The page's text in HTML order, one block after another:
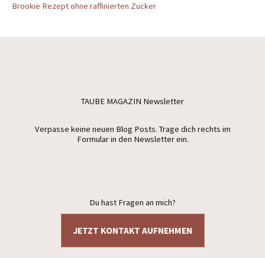
Brookie Rezept ohne raffinierten Zucker
TAUBE MAGAZIN Newsletter
Verpasse keine neuen Blog Posts. Trage dich rechts im
Formular in den Newsletter ein.
Du hast Fragen an mich?
JETZT KONTAKT AUFNEHMEN